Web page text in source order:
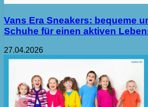
Vans Era Sneakers: bequeme
Schuhe für einen aktiven
27.04.2026